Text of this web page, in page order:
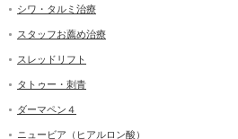
シワ・タルミ治療
スタッフお薦め治療
スレッドリフト
タトゥー・刺青
ダーマペン４
ニュービア（ヒアルロン酸）